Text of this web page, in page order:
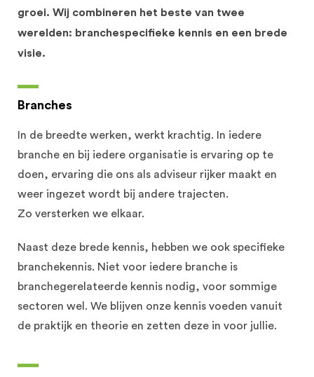
groei. Wij combineren het beste van twee
werelden: branchespecifieke kennis en een brede
visie.
Branches
In de breedte werken, werkt krachtig. In iedere
branche en bij iedere organisatie is ervaring op te
doen, ervaring die ons als adviseur rijker maakt en
weer ingezet wordt bij andere trajecten.
Zo versterken we elkaar.
Naast deze brede kennis, hebben we ook specifieke
branchekennis. Niet voor iedere branche is
branchegerelateerde kennis nodig, voor sommige
sectoren wel. We blijven onze kennis voeden vanuit
de praktijk en theorie en zetten deze in voor jullie.